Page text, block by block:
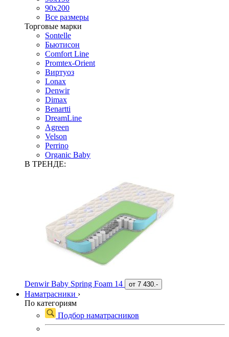
90х200
Все размеры
Торговые марки
Sontelle
Бьютисон
Comfort Line
Promtex-Orient
Виртуоз
Lonax
Denwir
Dimax
Benartti
DreamLine
Agreen
Velson
Perrino
Organic Baby
В ТРЕНДЕ:
Denwir Baby Spring Foam 14 от 7 430.-
Наматрасники ›
По категориям
Подбор наматрасников